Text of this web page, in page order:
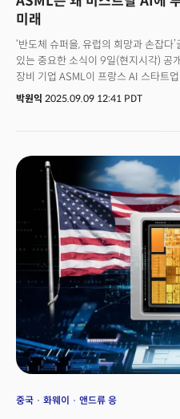
미래
‘반도체 슈퍼을, 유럽의 희망과 손잡다
있는 중요한 소식이 9일(현지시각) 공
장비 기업 ASML이 프랑스 AI 스타트
최대주주가 됐다고 발표한 것.ASML은
117억유로(약 19조원)으로 껑충 뛰
스타트업으로서의 지위를 공고히 했
시리즈 B 투자를 유치하며 58억유
평가받은 지 1년여 만에 이뤄졌다.
만에 약 30억유로(약 4조8800억원)
200명 이상으로 성장했다.이번 투자
의미를 지닌다. 미국과 중국의 기술 대
본격적으로 도전장을 내민 상징적인
최고의 하드웨어 기업(ASML)과 소프
잡음으로써 자체 수직 통합 생태계 구
박원익 2025.09.09 12:41 PDT
중국 화웨이 앤드류 응